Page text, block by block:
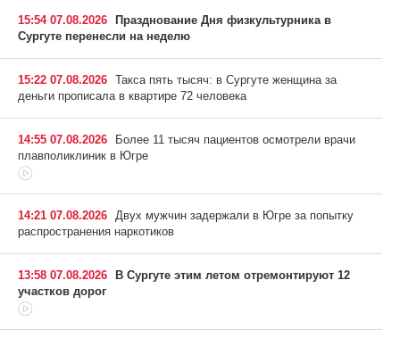
15:54 07.08.2026
Празднование Дня физкультурника в
Сургуте перенесли на неделю
15:22 07.08.2026 Такса пять тысяч: в Сургуте женщина за
деньги прописала в квартире 72 человека
14:55 07.08.2026
Более 11 тысяч пациентов осмотрели врачи
плавполиклиник в Югре
14:21 07.08.2026 Двух мужчин задержали в Югре за попытку
распространения наркотиков
13:58 07.08.2026
В Сургуте этим летом отремонтируют 12
участков дорог